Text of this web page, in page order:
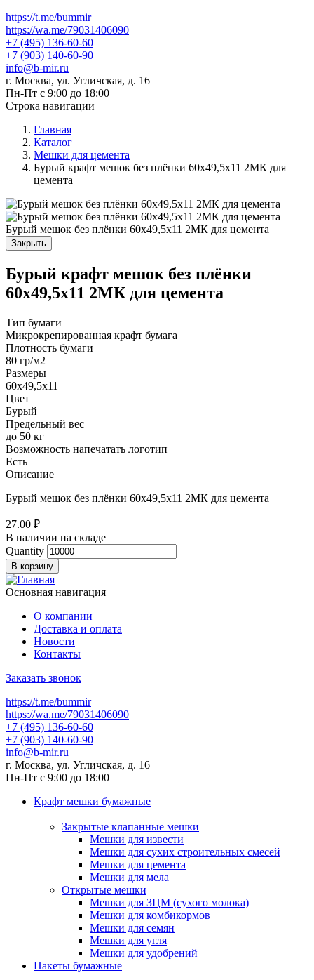
https://t.me/bummir
https://wa.me/79031406090
+7 (495) 136-60-60
+7 (903) 140-60-90
info@b-mir.ru
г. Москва, ул. Угличская, д. 16
Пн-Пт с 9:00 до 18:00
Строка навигации
Главная
Каталог
Мешки для цемента
Бурый крафт мешок без плёнки 60х49,5х11 2МК для
цемента
Бурый мешок без плёнки 60х49,5х11 2МК для цемента
Закрыть
Бурый крафт мешок без плёнки
60х49,5х11 2МК для цемента
Тип бумаги
Микрокрепированная крафт бумага
Плотность бумаги
80 гр/м2
Размеры
60х49,5х11
Цвет
Бурый
Предельный вес
до 50 кг
Возможность напечатать логотип
Есть
Описание
Бурый мешок без плёнки 60х49,5х11 2МК для цемента
27.00 ₽
В наличии на складе
Quantity
Основная навигация
О компании
Доставка и оплата
Новости
Контакты
Заказать звонок
https://t.me/bummir
https://wa.me/79031406090
+7 (495) 136-60-60
+7 (903) 140-60-90
info@b-mir.ru
г. Москва, ул. Угличская, д. 16
Пн-Пт с 9:00 до 18:00
Крафт мешки бумажные
Закрытые клапанные мешки
Мешки для извести
Мешки для сухих строительных смесей
Мешки для цемента
Мешки для мела
Открытые мешки
Мешки для ЗЦМ (сухого молока)
Мешки для комбикормов
Мешки для семян
Мешки для угля
Мешки для удобрений
Пакеты бумажные